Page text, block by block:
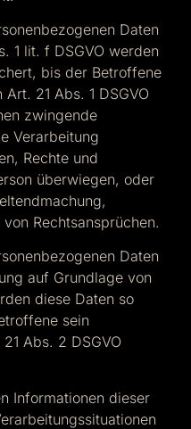
Daten
1 lit. f DSGVO werden
bis der Betroffene
21 Abs. 1 DSGVO
zwingende
Verarbeitung
Rechte und
überwiegen, oder
Rechtsansprüchen.
Daten
auf Grundlage von
diese Daten so
sein
Abs. 2 DSGVO
Informationen dieser